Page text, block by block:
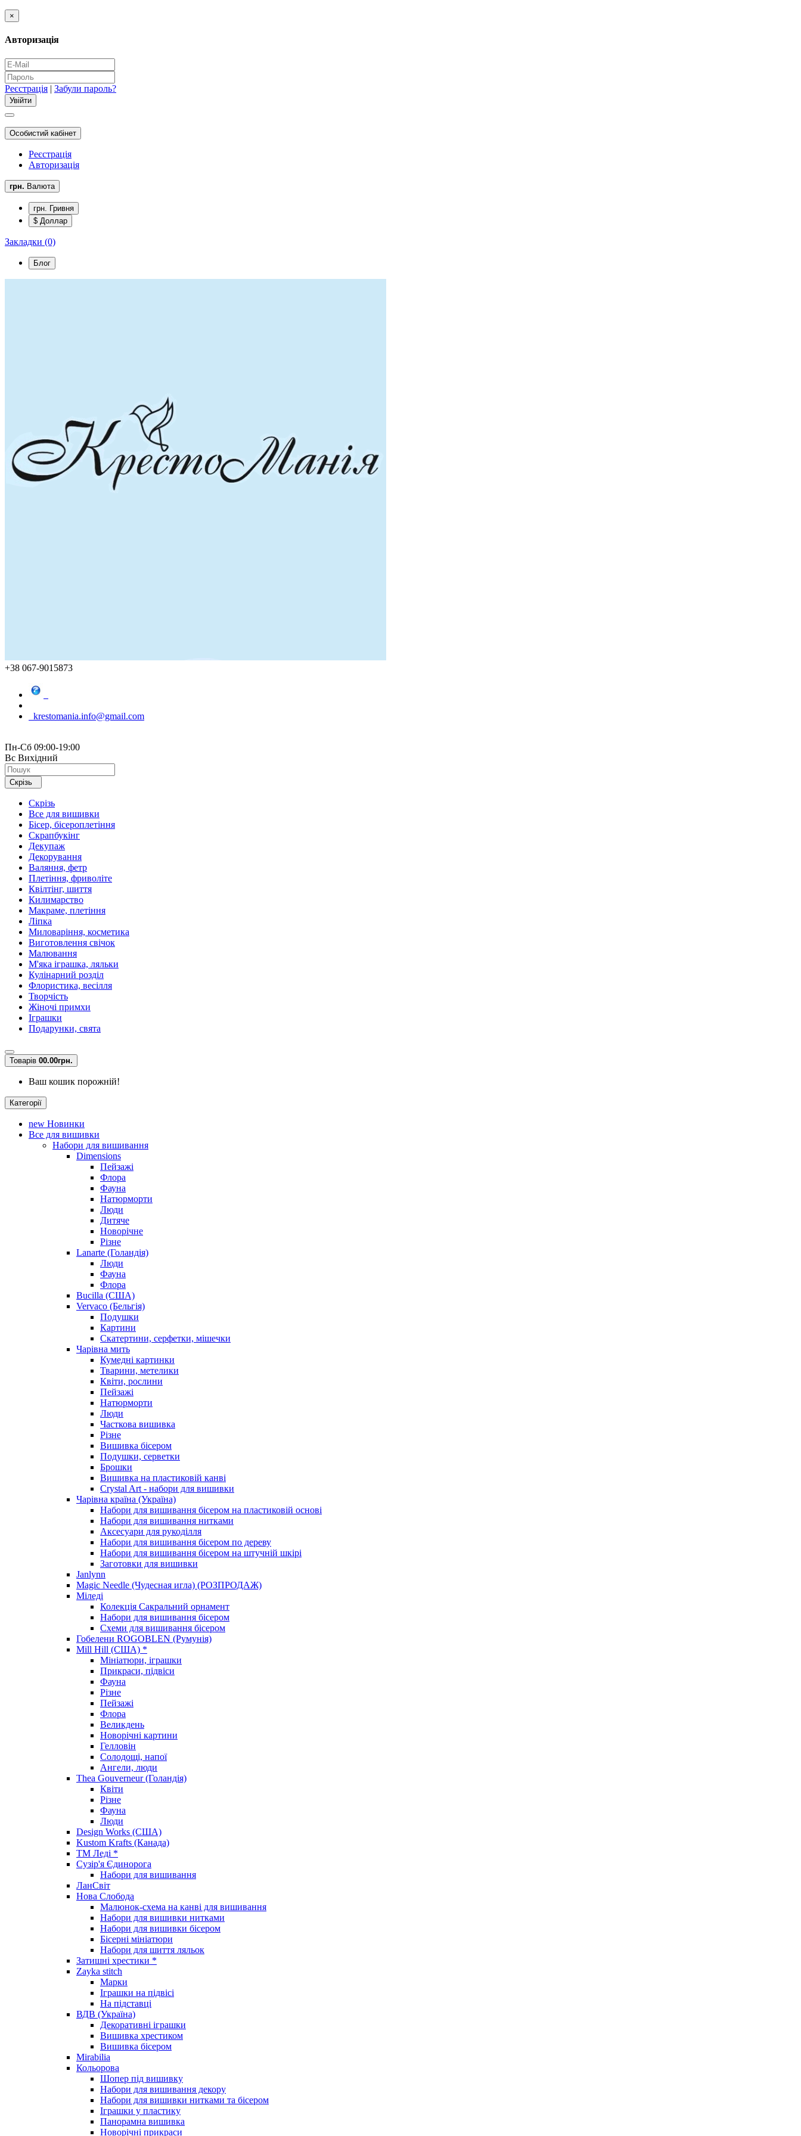
×
Авторизація
Реєстрація | Забули пароль?
Особистий кабінет
Реєстрація
Авторизація
грн. Валюта
грн. Гривня
$ Доллар
Закладки (0)
Блог
+38 067-9015873
krestomania.info@gmail.com
Пн-Сб 09:00-19:00
Вс Вихідний
Скрізь
Скрізь
Все для вишивки
Бісер, бісероплетіння
Скрапбукінг
Декупаж
Декорування
Валяння, фетр
Плетіння, фриволіте
Квілтінг, шиття
Килимарство
Макраме, плетіння
Ліпка
Миловаріння, косметика
Виготовлення свічок
Малювання
М'яка іграшка, ляльки
Кулінарний розділ
Флористика, весілля
Творчість
Жіночі примхи
Іграшки
Подарунки, свята
Товарів 00.00грн.
Ваш кошик порожній!
Категорії
new Новинки
Все для вишивки
Набори для вишивання
Dimensions
Пейзажі
Флора
Фауна
Натюрморти
Люди
Дитяче
Новорічне
Різне
Lanarte (Голандія)
Люди
Фауна
Флора
Bucilla (США)
Vervaco (Бельгія)
Подушки
Картини
Скатертини, серфетки, мішечки
Чарiвна мить
Кумедні картинки
Тварини, метелики
Квіти, рослини
Пейзажі
Натюрморти
Люди
Часткова вишивка
Різне
Вишивка бісером
Подушки, серветки
Брошки
Вишивка на пластиковій канві
Crystal Art - набори для вишивки
Чарівна країна (Україна)
Набори для вишивання бісером на пластиковій основі
Набори для вишивання нитками
Аксесуари для рукоділля
Набори для вишивання бісером по дереву
Набори для вишивання бісером на штучній шкірі
Заготовки для вишивки
Janlynn
Magic Needle (Чудесная игла) (РОЗПРОДАЖ)
Міледі
Колекція Сакральний орнамент
Набори для вишивання бісером
Схеми для вишивання бісером
Гобелени ROGOBLEN (Румунія)
Mill Hill (США) *
Мініатюри, іграшки
Прикраси, підвіси
Фауна
Різне
Пейзажі
Флора
Великдень
Новорічні картини
Гелловін
Солодощі, напої
Ангели, люди
Thea Gouverneur (Голандія)
Квіти
Різне
Фауна
Люди
Design Works (США)
Kustom Krafts (Канада)
ТМ Леді *
Сузір'я Єдинорога
Набори для вишивання
ЛанСвіт
Нова Слобода
Малюнок-схема на канві для вишивання
Набори для вишивки нитками
Набори для вишивки бісером
Бісерні мініатюри
Набори для шиття ляльок
Затишні хрестики *
Zayka stitch
Марки
Іграшки на підвісі
На підставці
ВДВ (Україна)
Декоративні іграшки
Вишивка хрестиком
Вишивка бісером
Mirabilia
Кольорова
Шопер під вишивку
Набори для вишивання декору
Набори для вишивки нитками та бісером
Іграшки у пластику
Панорамна вишивка
Новорічні прикраси